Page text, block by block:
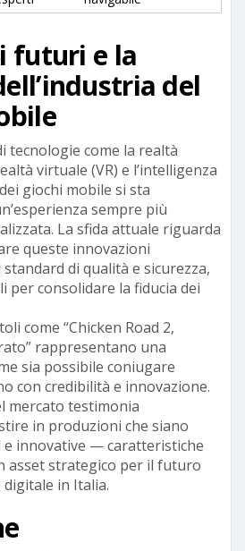
futuri e la
del
tecnologie come la realtà
virtuale (VR) e l’intelligenza
giochi mobile si sta
sempre più
La sfida attuale riguarda
queste innovazioni
di qualità e sicurezza,
per consolidare la fiducia dei
come “Chicken Road 2,
rappresentano una
sia possibile coniugare
con credibilità e innovazione.
mercato testimonia
in produzioni che siano
innovative — caratteristiche
asset strategico per il futuro
in Italia.